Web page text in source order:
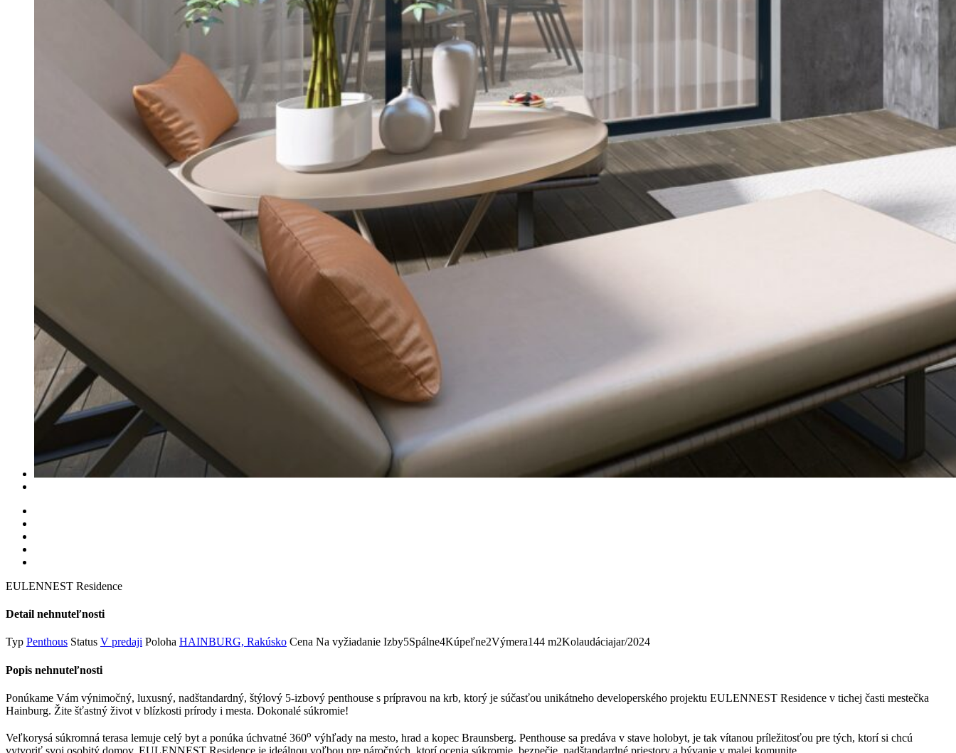
EULENNEST Residence
Detail nehnuteľnosti
Typ Penthous Status V predaji Poloha HAINBURG, Rakúsko Cena Na vyžiadanie Izby5Spálne4Kúpeľne2Výmera144 m2Kolaudáciajar/2024
Popis nehnuteľnosti
Ponúkame Vám výnimočný, luxusný, nadštandardný, štýlový 5-izbový penthouse s prípravou na krb, ktorý je súčasťou unikátneho developerského projektu EULENNEST Residence v tichej časti mestečka
Hainburg. Žite šťastný život v blízkosti prírody i mesta. Dokonalé súkromie!
Veľkorysá súkromná terasa lemuje celý byt a ponúka úchvatné 360o výhľady na mesto, hrad a kopec Braunsberg. Penthouse sa predáva v stave holobyt, je tak vítanou príležitosťou pre tých, ktorí si chcú